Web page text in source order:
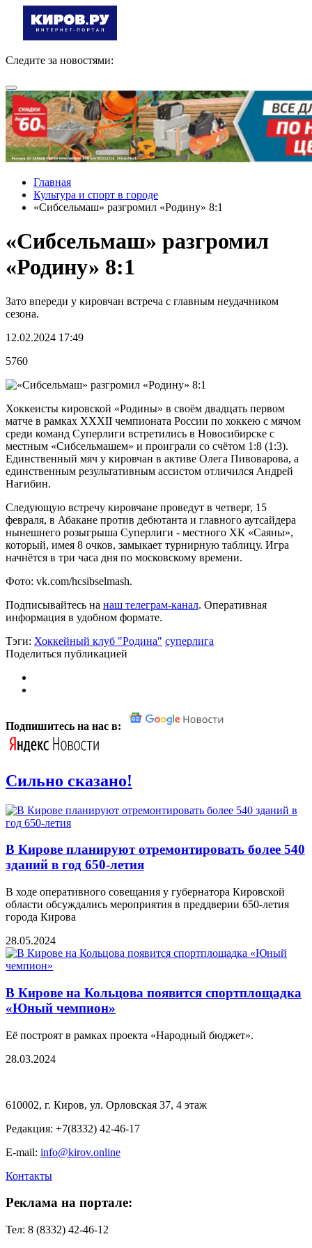
Следите за новостями:
Главная
Культура и спорт в городе
«Сибсельмаш» разгромил «Родину» 8:1
«Сибсельмаш» разгромил
«Родину» 8:1
Зато впереди у кировчан встреча с главным неудачником
сезона.
12.02.2024 17:49
5760
Хоккеисты кировской «Родины» в своём двадцать первом
матче в рамках XXXII чемпионата России по хоккею с мячом
среди команд Суперлиги встретились в Новосибирске с
местным «Сибсельмашем» и проиграли со счётом 1:8 (1:3).
Единственный мяч у кировчан в активе Олега Пивоварова, а
единственным результативным ассистом отличился Андрей
Нагибин.
Следующую встречу кировчане проведут в четверг, 15
февраля, в Абакане против дебютанта и главного аутсайдера
нынешнего розыгрыша Суперлиги - местного ХК «Саяны»,
который, имея 8 очков, замыкает турнирную таблицу. Игра
начнётся в три часа дня по московскому времени.
Фото: vk.com/hcsibselmash.
Подписывайтесь на наш телеграм-канал. Оперативная
информация в удобном формате.
Тэги: Хоккейный клуб "Родина" суперлига
Поделиться публикацией
Подпишитесь на нас в:
Сильно сказано!
В Кирове планируют отремонтировать более 540
зданий в год 650-летия
В ходе оперативного совещания у губернатора Кировской
области обсуждались мероприятия в преддверии 650-летия
города Кирова
28.05.2024
В Кирове на Кольцова появится спортплощадка
«Юный чемпион»
Её построят в рамках проекта «Народный бюджет».
28.03.2024
610002, г. Киров, ул. Орловская 37, 4 этаж
Редакция: +7(8332) 42-46-17
E-mail: info@kirov.online
Контакты
Реклама на портале:
Тел: 8 (8332) 42-46-12